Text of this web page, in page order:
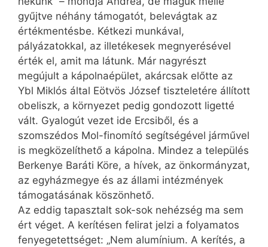
gyűjtve néhány támogatót, belevágtak az
értékmentésbe. Kétkezi munkával,
pályázatokkal, az illetékesek megnyerésével
érték el, amit ma látunk. Már nagyrészt
megújult a kápolnaépület, akárcsak előtte az
Ybl Miklós által Eötvös József tiszteletére állított
obeliszk, a környezet pedig gondozott ligetté
vált. Gyalogút vezet ide Ercsiből, és a
szomszédos Mol-finomító segítségével járművel
is megközelíthető a kápolna. Mindez a település
Berkenye Baráti Köre, a hívek, az önkormányzat,
az egyházmegye és az állami intézmények
támogatásának kö­szönhető.
Az eddig tapasztalt sok-sok nehézség ma sem
ért véget. A kerítésen felirat jelzi a folyamatos
fenyegetettséget: „Nem alumínium. A kerítés, a